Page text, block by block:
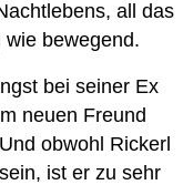
all das
bewegend.
bei seiner Ex
neuen Freund
obwohl Rickerl
ist er zu sehr